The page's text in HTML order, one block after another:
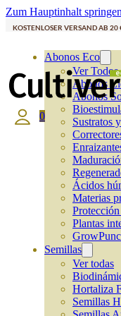
Zum Hauptinhalt springen
KOSTENLOSER VERSAND AB
Abonos Eco
Ver Todos
Abonos
Abonos
Sustratos
Ácidos
Materias
Plantas
Semillas
Ver todas
Hortaliza
Semillas
0